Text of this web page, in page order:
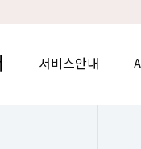
서비스안내